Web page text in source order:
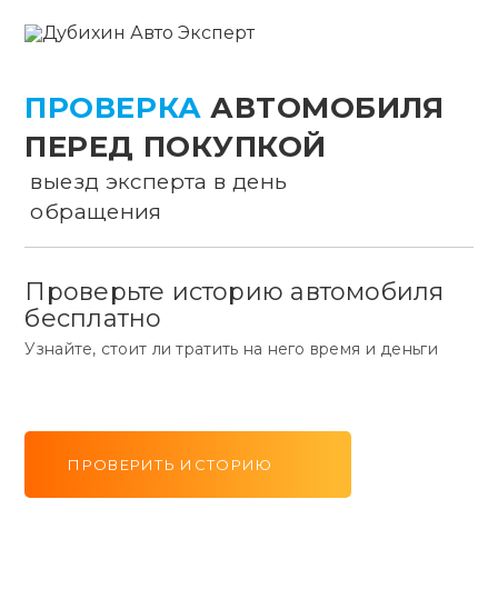
ПРОВЕРКА АВТОМОБИЛЯ
ПЕРЕД ПОКУПКОЙ
выезд эксперта в день
обращения
Проверьте историю автомобиля
бесплатно
Узнайте, стоит ли тратить на него время и деньги
ПРОВЕРИТЬ ИСТОРИЮ